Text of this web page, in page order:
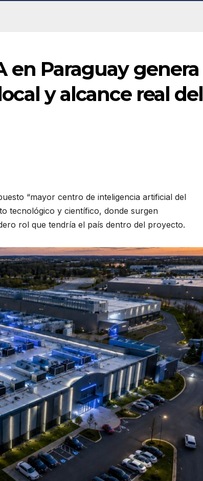
en Paraguay genera
y alcance real del
“mayor centro de inteligencia artificial del
tecnológico y científico, donde surgen
rol que tendría el país dentro del proyecto.